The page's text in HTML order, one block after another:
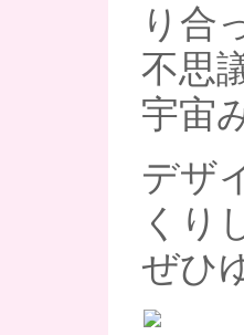
り合
不思
宇宙
デザ
くり
ぜひ